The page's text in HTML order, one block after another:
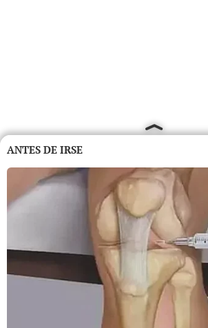
ANTES DE IRSE